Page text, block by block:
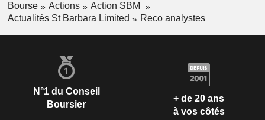
Bourse Actions
Action SBM
Actualités St Barbara Limited
Reco analystes
N°1 du Conseil
Boursier
+ de 20 ans
à vos côtés